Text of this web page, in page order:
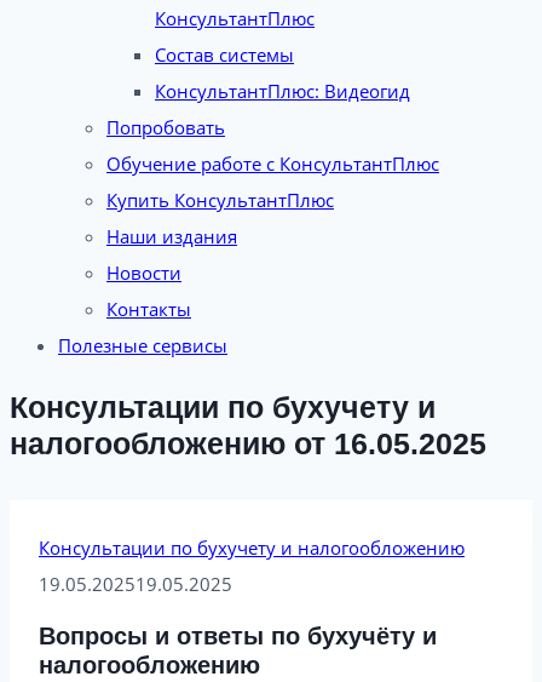
КонсультантПлюс
Состав системы
КонсультантПлюс: Видеогид
Попробовать
Обучение работе с КонсультантПлюс
Купить КонсультантПлюс
Наши издания
Новости
Контакты
Полезные сервисы
Консультации по бухучету и
налогообложению от 16.05.2025
Консультации по бухучету и налогообложению
19.05.202519.05.2025
Вопросы и ответы по бухучёту и
налогообложению